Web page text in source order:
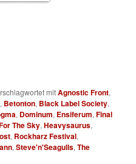
mitAgnostic Front,
, Betonton, Black Label Society,
, Dominum, Ensiferum,Final
The Sky,Heavysaurus,
, Rockharz Festival,
,Steve'n'Seagulls,The